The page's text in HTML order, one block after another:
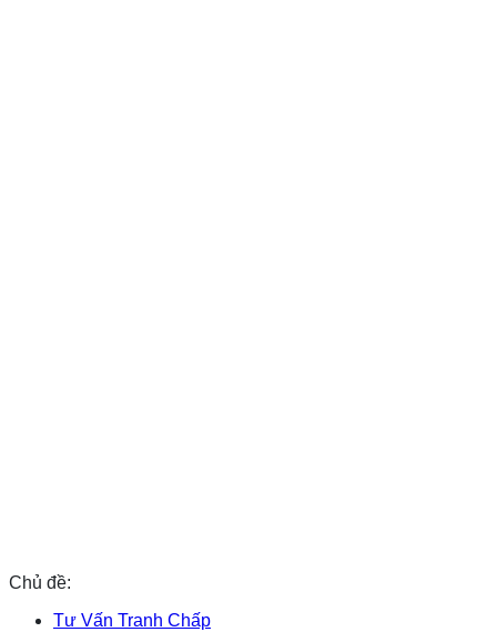
Chủ đề:
Tư Vấn Tranh Chấp